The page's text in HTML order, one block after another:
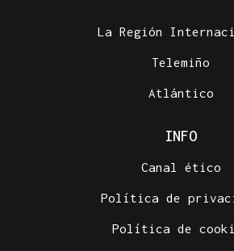
La Región
Telemiño
Atlántico
INFO
Canal ético
Política de
Política de